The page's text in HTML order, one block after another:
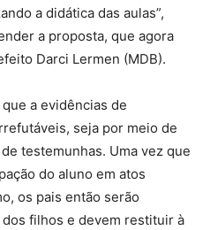
a didática das aulas”,
a proposta, que agora
Darci Lermen (MDB).
a evidências de
seja por meio de
testemunhas. Uma vez que
do aluno em atos
os pais então serão
filhos e devem restituir à